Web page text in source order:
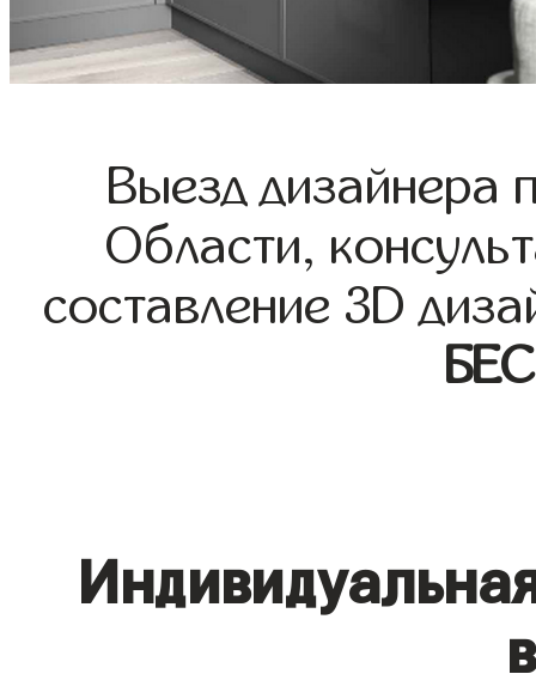
Выезд дизайнера
Области,
составление 3D